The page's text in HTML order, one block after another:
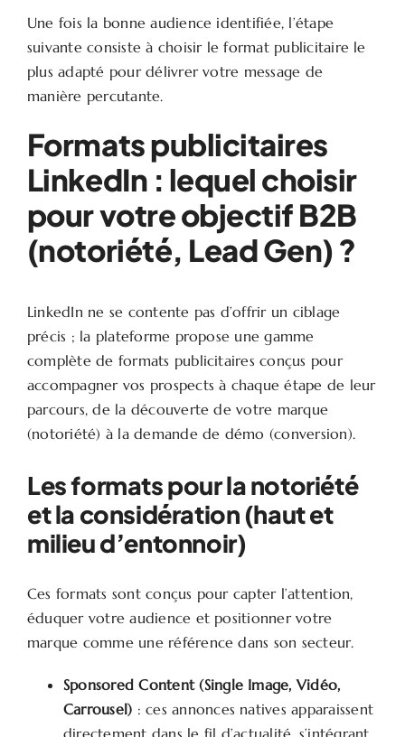
Une fois la bonne audience identifiée, l’étape
suivante consiste à choisir le format publicitaire le
plus adapté pour délivrer votre message de
manière percutante.
Formats publicitaires
LinkedIn : lequel choisir
pour votre objectif B2B
(notoriété, Lead Gen) ?
LinkedIn ne se contente pas d’offrir un ciblage
précis ; la plateforme propose une gamme
complète de formats publicitaires conçus pour
accompagner vos prospects à chaque étape de leur
parcours, de la découverte de votre marque
(notoriété) à la demande de démo (conversion).
Les formats pour la notoriété
et la considération (haut et
milieu d’entonnoir)
Ces formats sont conçus pour capter l’attention,
éduquer votre audience et positionner votre
marque comme une référence dans son secteur.
Sponsored Content (Single Image, Vidéo,
Carrousel) : ces annonces natives apparaissent